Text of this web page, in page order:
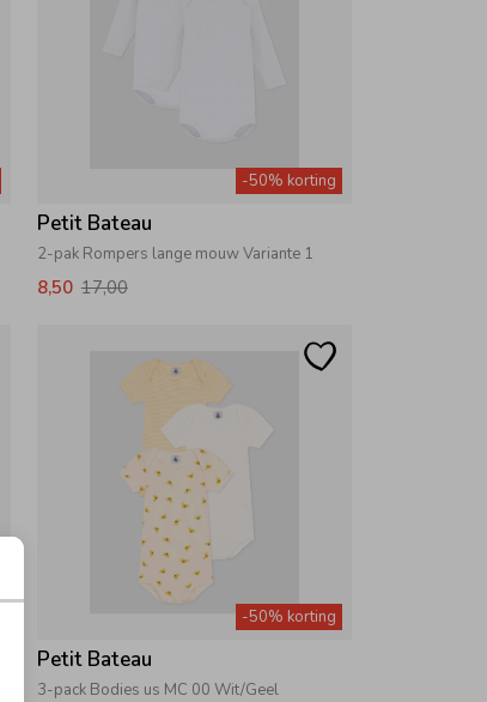
-50% korting
Petit Bateau
2-pak Rompers lange mouw Variante 1
8,50 17,00
-50% korting
Petit Bateau
3-pack Bodies us MC 00 Wit/Geel